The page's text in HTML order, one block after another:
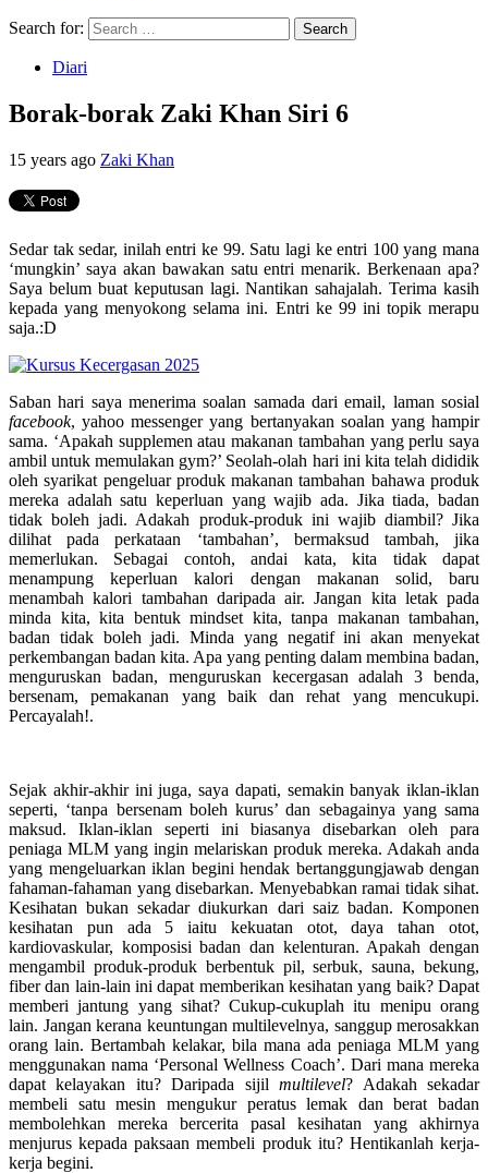
Search for:
Diari
Borak-borak Zaki Khan Siri 6
15 years ago Zaki Khan
Sedar tak sedar, inilah entri ke 99. Satu lagi ke entri 100 yang mana
‘mungkin’ saya akan bawakan satu entri menarik. Berkenaan apa?
Saya belum buat keputusan lagi. Nantikan sahajalah. Terima kasih
kepada yang menyokong selama ini. Entri ke 99 ini topik merapu
saja.:D
Saban hari saya menerima soalan samada dari email, laman sosial
facebook, yahoo messenger yang bertanyakan soalan yang hampir
sama. ‘Apakah supplemen atau makanan tambahan yang perlu saya
ambil untuk memulakan gym?’ Seolah-olah hari ini kita telah dididik
oleh syarikat pengeluar produk makanan tambahan bahawa produk
mereka adalah satu keperluan yang wajib ada. Jika tiada, badan
tidak boleh jadi. Adakah produk-produk ini wajib diambil? Jika
dilihat pada perkataan ‘tambahan’, bermaksud tambah, jika
memerlukan. Sebagai contoh, andai kata, kita tidak dapat
menampung keperluan kalori dengan makanan solid, baru
menambah kalori tambahan daripada air. Jangan kita letak pada
minda kita, kita bentuk mindset kita, tanpa makanan tambahan,
badan tidak boleh jadi. Minda yang negatif ini akan menyekat
perkembangan badan kita. Apa yang penting dalam membina badan,
menguruskan badan, menguruskan kecergasan adalah 3 benda,
bersenam, pemakanan yang baik dan rehat yang mencukupi.
Percayalah!.
Sejak akhir-akhir ini juga, saya dapati, semakin banyak iklan-iklan
seperti, ‘tanpa bersenam boleh kurus’ dan sebagainya yang sama
maksud. Iklan-iklan seperti ini biasanya disebarkan oleh para
peniaga MLM yang ingin melariskan produk mereka. Adakah anda
yang mengeluarkan iklan begini hendak bertanggungjawab dengan
fahaman-fahaman yang disebarkan. Menyebabkan ramai tidak sihat.
Kesihatan bukan sekadar diukurkan dari saiz badan. Komponen
kesihatan pun ada 5 iaitu kekuatan otot, daya tahan otot,
kardiovaskular, komposisi badan dan kelenturan. Apakah dengan
mengambil produk-produk berbentuk pil, serbuk, sauna, bekung,
fiber dan lain-lain ini dapat memberikan kesihatan yang baik? Dapat
memberi jantung yang sihat? Cukup-cukuplah itu menipu orang
lain. Jangan kerana keuntungan multilevelnya, sanggup merosakkan
orang lain. Bertambah kelakar, bila mana ada peniaga MLM yang
menggunakan nama ‘Personal Wellness Coach’. Dari mana mereka
dapat kelayakan itu? Daripada sijilmultilevel? Adakah sekadar
membeli satu mesin mengukur peratus lemak dan berat badan
membolehkan mereka bercerita pasal kesihatan yang akhirnya
menjurus kepada paksaan membeli produk itu? Hentikanlah kerja-
kerja begini.